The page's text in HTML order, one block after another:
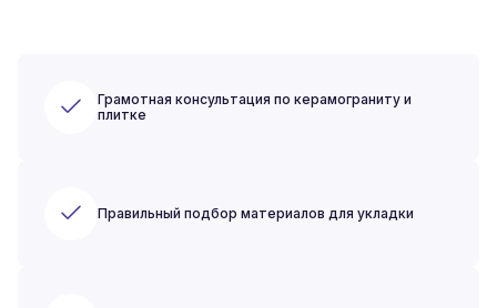
Грамотная консультация по керамограниту и
плитке
Правильный подбор материалов для укладки